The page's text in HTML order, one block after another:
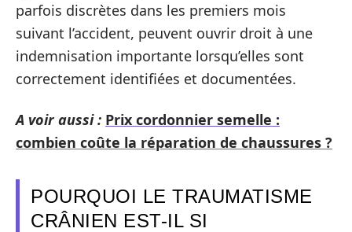
parfois discrètes dans les premiers mois
suivant l’accident, peuvent ouvrir droit à une
indemnisation importante lorsqu’elles sont
correctement identifiées et documentées.
A voir aussi : Prix cordonnier semelle :
combien coûte la réparation de chaussures ?
POURQUOI LE TRAUMATISME
CRÂNIEN EST-IL SI